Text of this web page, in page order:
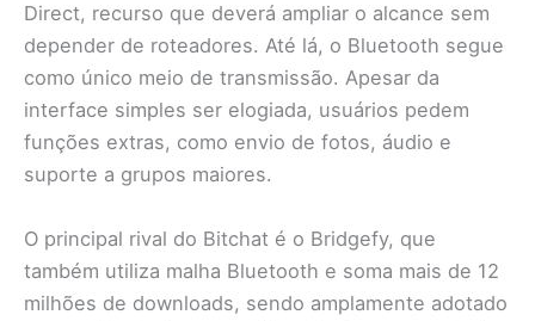
Direct, recurso que deverá ampliar o alcance sem
depender de roteadores. Até lá, o Bluetooth segue
como único meio de transmissão. Apesar da
interface simples ser elogiada, usuários pedem
funções extras, como envio de fotos, áudio e
suporte a grupos maiores.
O principal rival do Bitchat é o Bridgefy, que
também utiliza malha Bluetooth e soma mais de 12
milhões de downloads, sendo amplamente adotado